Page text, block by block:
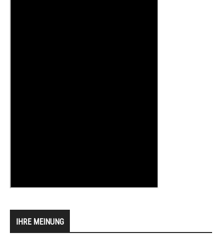
IHRE MEINUNG